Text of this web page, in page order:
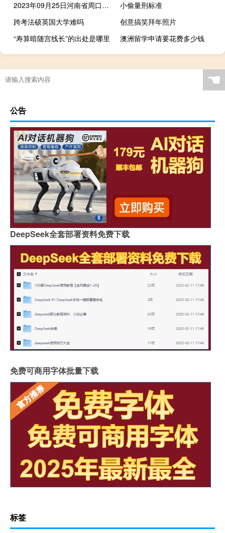
2023年09月25日河南省周口市疫情大数据-今日/今天疫情全网搜索最新实时消息动态情况通知播报
小偷量刑标准
跨考法硕英国大学难吗
创意搞笑拜年照片
“寿算暗随宫线长”的出处是哪里
澳洲留学申请要花费多少钱
☚
公告
DeepSeek全套部署资料免费下载
免费可商用字体批量下载
标签